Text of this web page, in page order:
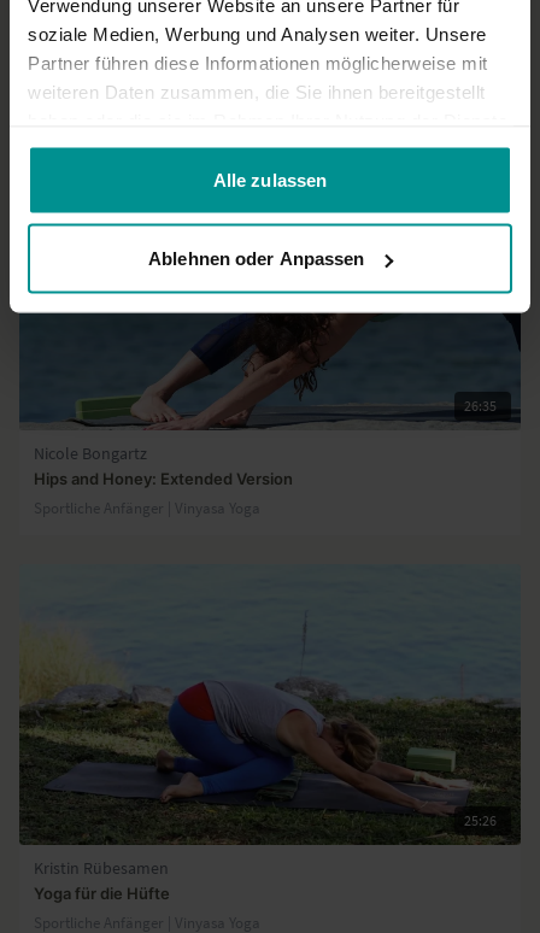
Verwendung unserer Website an unsere Partner für
soziale Medien, Werbung und Analysen weiter. Unsere
Partner führen diese Informationen möglicherweise mit
weiteren Daten zusammen, die Sie ihnen bereitgestellt
gesammelt haben.
Alle zulassen
Ablehnen oder Anpassen
Mehr laden
Ähnliche Videos
26:35
Nicole Bongartz
Hips and Honey: Extended Version
Sportliche Anfänger | Vinyasa Yoga
25:26
Kristin Rübesamen
Yoga für die Hüfte
Sportliche Anfänger | Vinyasa Yoga